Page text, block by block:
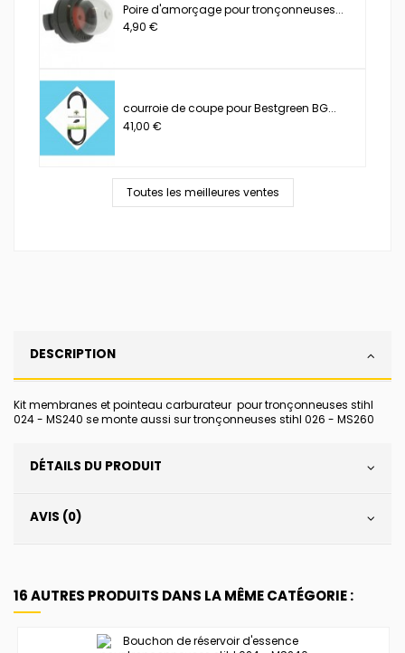
Poire d'amorçage pour tronçonneuses...
4,90 €
courroie de coupe pour Bestgreen BG...
41,00 €
Toutes les meilleures ventes
DESCRIPTION
Kit membranes et pointeau carburateur pour tronçonneuses stihl
024 - MS240 se monte aussi sur tronçonneuses stihl 026 - MS260
DÉTAILS DU PRODUIT
AVIS (0)
16 AUTRES PRODUITS DANS LA MÊME CATÉGORIE :